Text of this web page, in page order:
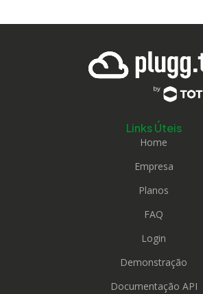
Links Úteis
Home
Empresa
Planos
FAQ
Login
Demonstração
Documentação API